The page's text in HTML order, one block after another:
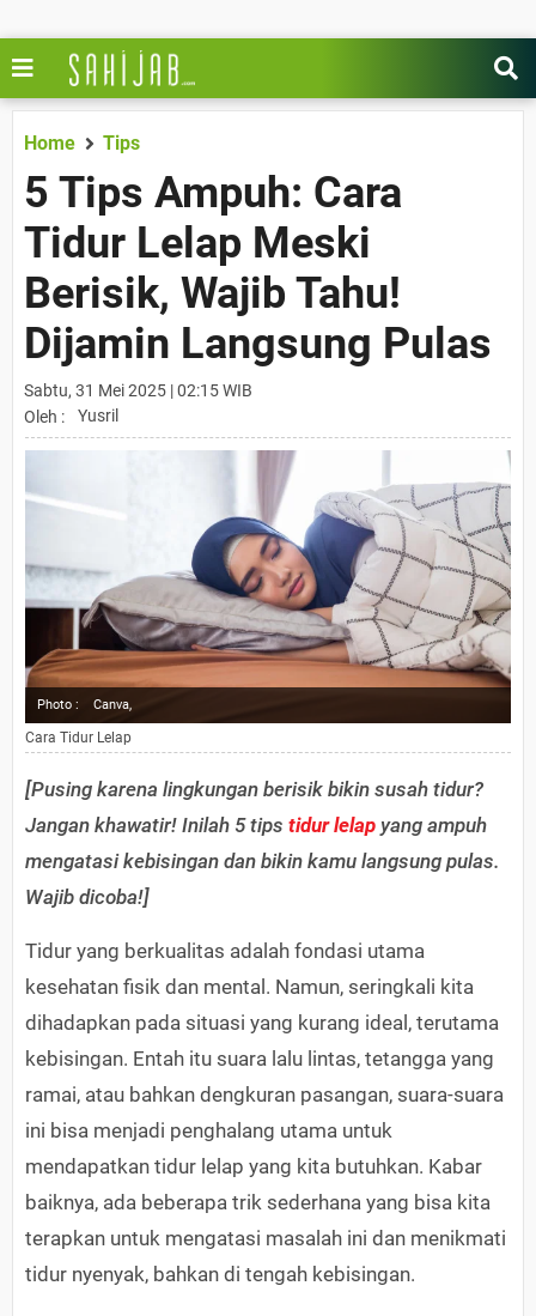
Home Tips
5 Tips Ampuh: Cara
Tidur Lelap Meski
Berisik, Wajib Tahu!
Dijamin Langsung Pulas
Sabtu, 31 Mei 2025 | 02:15 WIB
Oleh :
Yusril
Photo : Canva,
Cara Tidur Lelap
[Pusing karena lingkungan berisik bikin susah tidur?
Jangan khawatir! Inilah 5 tips tidur lelap yang ampuh
mengatasi kebisingan dan bikin kamu langsung pulas.
Wajib dicoba!]
Tidur yang berkualitas adalah fondasi utama
kesehatan fisik dan mental. Namun, seringkali kita
dihadapkan pada situasi yang kurang ideal, terutama
kebisingan. Entah itu suara lalu lintas, tetangga yang
ramai, atau bahkan dengkuran pasangan, suara-suara
ini bisa menjadi penghalang utama untuk
mendapatkan tidur lelap yang kita butuhkan. Kabar
baiknya, ada beberapa trik sederhana yang bisa kita
terapkan untuk mengatasi masalah ini dan menikmati
tidur nyenyak, bahkan di tengah kebisingan.